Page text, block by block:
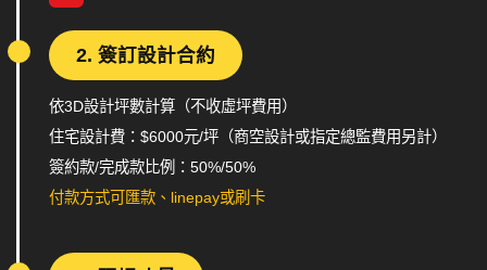
2. 簽訂設計合約
依3D設計坪數計算（不收虛坪費用）
住宅設計費：$6000元/坪（商空設計或指定總監費用另計）
簽約款/完成款比例：50%/50%
付款方式可匯款、linepay或刷卡